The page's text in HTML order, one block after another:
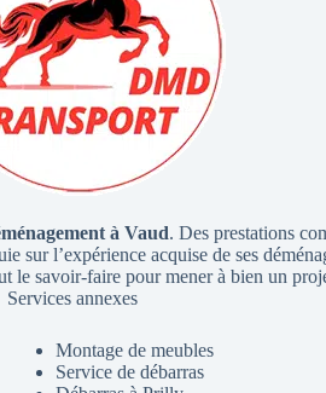
à Vaud. Des prestations
sur l’expérience acquise de ses
le savoir-faire pour mener à bien un
Services annexes
Montage de meubles
Service de débarras